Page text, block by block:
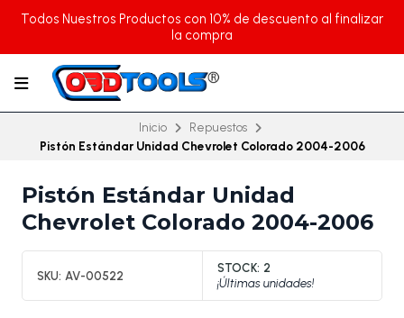
Todos Nuestros Productos con 10% de descuento al finalizar
la compra
Inicio
Repuestos
Pistón Estándar Unidad Chevrolet Colorado 2004-2006
Pistón Estándar Unidad
Chevrolet Colorado 2004-2006
SKU: AV-00522
STOCK: 2
¡Últimas unidades!